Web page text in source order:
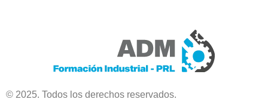
© 2025. Todos los derechos reservados.